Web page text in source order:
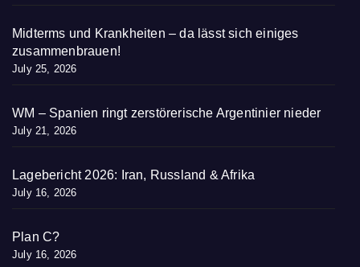
Midterms und Krankheiten – da lässt sich einiges
zusammenbrauen!
July 25, 2026
WM – Spanien ringt zerstörerische Argentinier nieder
July 21, 2026
Lagebericht 2026: Iran, Russland & Afrika
July 16, 2026
Plan C?
July 16, 2026